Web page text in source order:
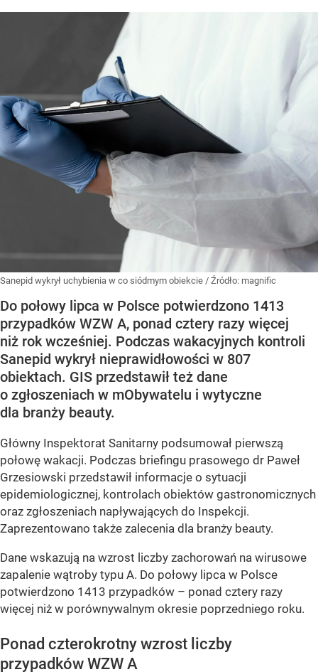
Sanepid wykrył uchybienia w co siódmym obiekcie / Źródło: magnific
Do połowy lipca w Polsce potwierdzono 1413
przypadków WZW A, ponad cztery razy więcej
niż rok wcześniej. Podczas wakacyjnych kontroli
Sanepid wykrył nieprawidłowości w 807
obiektach. GIS przedstawił też dane
o zgłoszeniach w mObywatelu i wytyczne
dla branży beauty.
Główny Inspektorat Sanitarny podsumował pierwszą
połowę wakacji. Podczas briefingu prasowego dr Paweł
Grzesiowski przedstawił informacje o sytuacji
epidemiologicznej, kontrolach obiektów gastronomicznych
oraz zgłoszeniach napływających do Inspekcji.
Zaprezentowano także zalecenia dla branży beauty.
Dane wskazują na wzrost liczby zachorowań na wirusowe
zapalenie wątroby typu A. Do połowy lipca w Polsce
potwierdzono 1413 przypadków – ponad cztery razy
więcej niż w porównywalnym okresie poprzedniego roku.
Ponad czterokrotny wzrost liczby
przypadków WZW A